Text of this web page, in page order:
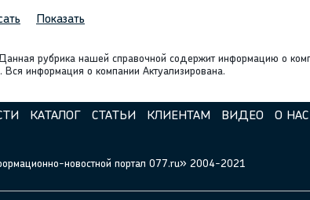
Показать
рубрика нашей справочной содержит информацию о
информация о компании Актуализирована.
КАТАЛОГ СТАТЬИ КЛИЕНТАМ ВИДЕО О НАС
новостной портал 077.ru» 2004-2021